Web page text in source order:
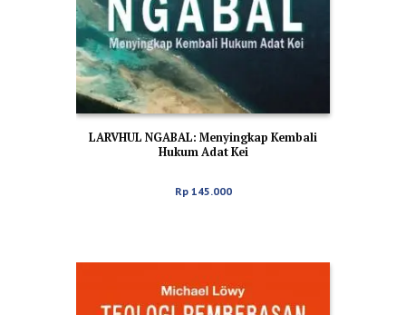
LARVHUL NGABAL: Menyingkap Kembali
Hukum Adat Kei
Rp145.000